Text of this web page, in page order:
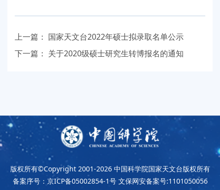
上一篇： 国家天文台2022年硕士拟录取名单公示
下一篇： 关于2020级硕士研究生转博报名的通知
版权所有©Copyright 2001-2026 中国科学院国家天文台版权所有
备案序号：京ICP备05002854-1号 文保网安备案号:1101050056